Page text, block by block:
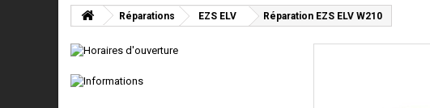
Réparations EZS ELV Réparation EZS ELV W210